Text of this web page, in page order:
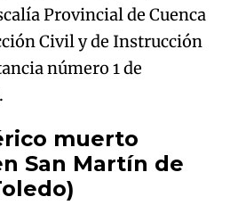
Provincial de Cuenca
Civil y de Instrucción
número 1 de
muerto
San Martín de